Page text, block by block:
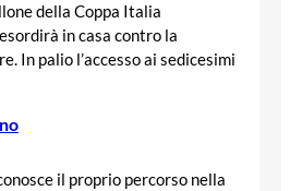
della Coppa Italia
in casa contro la
In palio l’accesso ai sedicesimi
il proprio percorso nella